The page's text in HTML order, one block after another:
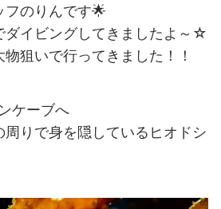
フのりんです🌟
ダイビングしてきましたよ～☆
狙いで行ってきました！！
ケーブへ
りで身を隠しているヒオドシ